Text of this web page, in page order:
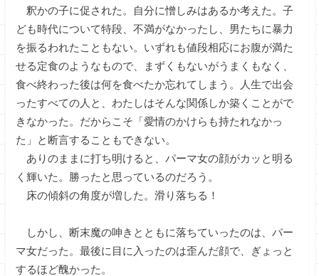
釈かの子に促された。自分に憎しみはあるか考えた。子
ども時代について特段、不満がなかったし、男たちに暴力
を振るわれたこともない。いずれも値段相応にお腹が満た
せる定食のようなもので、まずくもないがうまくもなく、
食べ終わった後は何を食べたか忘れてしまう。人生で出会
ったすべての人と、わたしはそんな関係しか築くことがで
きなかった。だからこそ「愛情のかけらも持たれなかっ
た」と断言することもできない。
ありのままに打ち明けると、パーマ女の顔がカッと明る
く輝いた。勝ったと思っているのだろう。
床の傾斜の角度が増した。滑り落ちる！
しかし、断末魔の呻きとともに落ちていったのは、パー
マ女だった。最後に目に入ったのは歪んだ顔で、ぎょっと
するほど醜かった。